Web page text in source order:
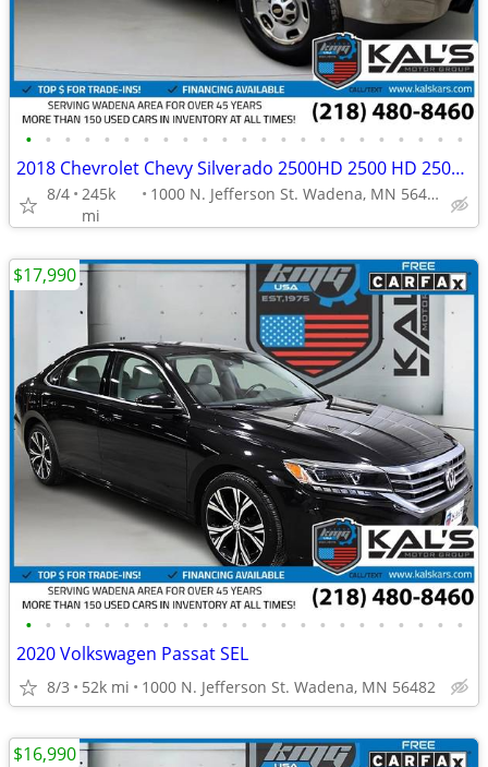
• • • • • • • • • • • • • • • • • • • • • • •
2018 Chevrolet Chevy Silverado 2500HD 2500 HD 2500-HD Work Truck Doubl
8/4 245k
mi
1000 N. Jefferson St. Wadena, MN 56482
• • • • • • • • • • • • • • • • • • • • • • •
2020 Volkswagen Passat SEL
8/3 52k mi 1000 N. Jefferson St. Wadena, MN 56482
$17,990
$16,990